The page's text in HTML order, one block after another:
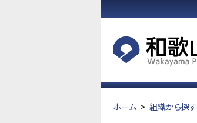
ホーム > 組織から探す